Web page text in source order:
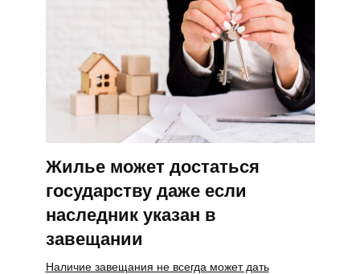
Жилье может достаться
государству даже если
наследник указан в
завещании
Наличие завещания не всегда может дать